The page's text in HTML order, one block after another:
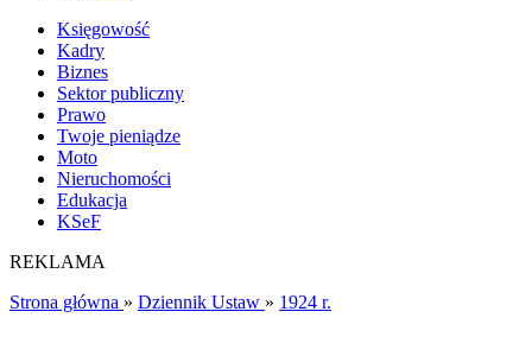
Księgowość
Kadry
Biznes
Sektor publiczny
Prawo
Twoje pieniądze
Moto
Nieruchomości
Edukacja
KSeF
REKLAMA
Strona główna » Dziennik Ustaw » 1924 r.